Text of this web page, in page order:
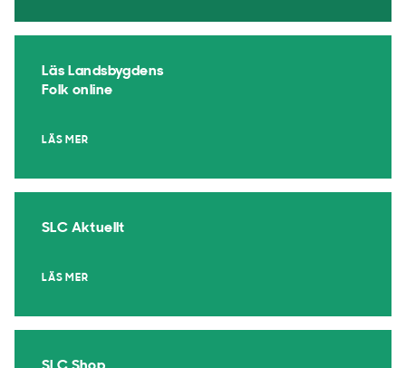
Läs Landsbygdens
Folk online
LÄS MER
SLC Aktuellt
LÄS MER